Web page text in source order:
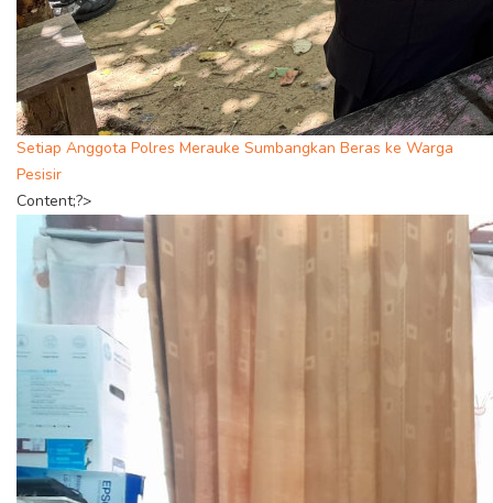
Setiap Anggota Polres Merauke Sumbangkan Beras ke Warga
Pesisir
Content;?>